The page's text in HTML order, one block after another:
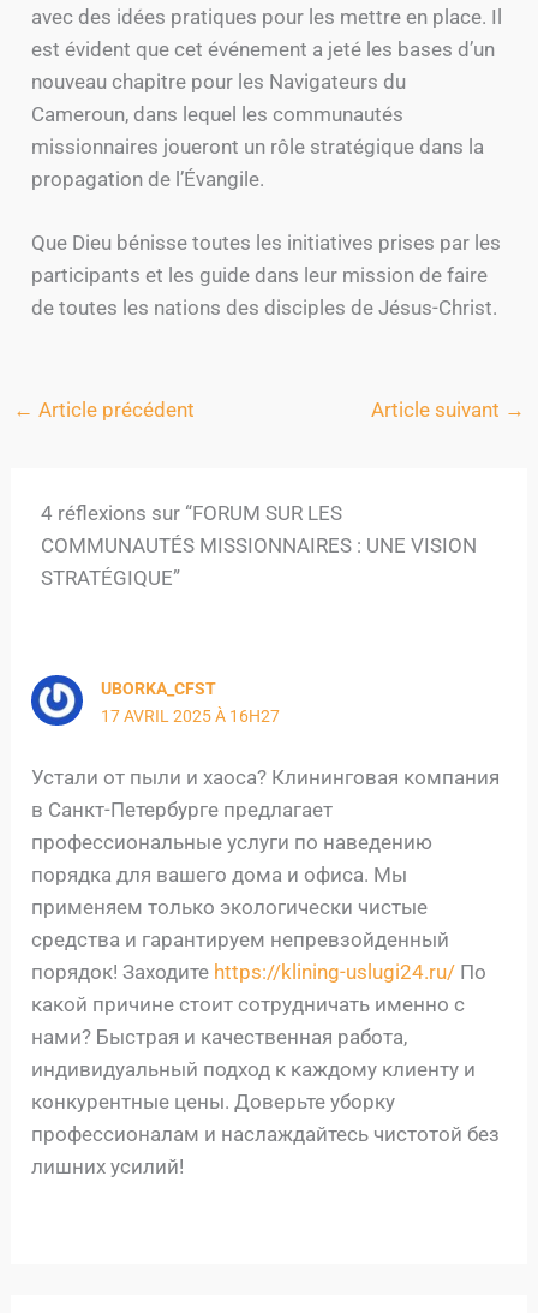
avec des idées pratiques pour les mettre en place. Il
est évident que cet événement a jeté les bases d’un
nouveau chapitre pour les Navigateurs du
Cameroun, dans lequel les communautés
missionnaires joueront un rôle stratégique dans la
propagation de l’Évangile.
Que Dieu bénisse toutes les initiatives prises par les
participants et les guide dans leur mission de faire
de toutes les nations des disciples de Jésus-Christ.
← Article précédent Article suivant →
4 réflexions sur “FORUM SUR LES
COMMUNAUTÉS MISSIONNAIRES : UNE VISION
STRATÉGIQUE”
UBORKA_CFST
17 AVRIL 2025 À 16H27
Устали от пыли и хаоса? Клининговая компания
в Санкт-Петербурге предлагает
профессиональные услуги по наведению
порядка для вашего дома и офиса. Мы
применяем только экологически чистые
средства и гарантируем непревзойденный
порядок! Заходите https://klining-uslugi24.ru/ По
какой причине стоит сотрудничать именно с
нами? Быстрая и качественная работа,
индивидуальный подход к каждому клиенту и
конкурентные цены. Доверьте уборку
профессионалам и наслаждайтесь чистотой без
лишних усилий!